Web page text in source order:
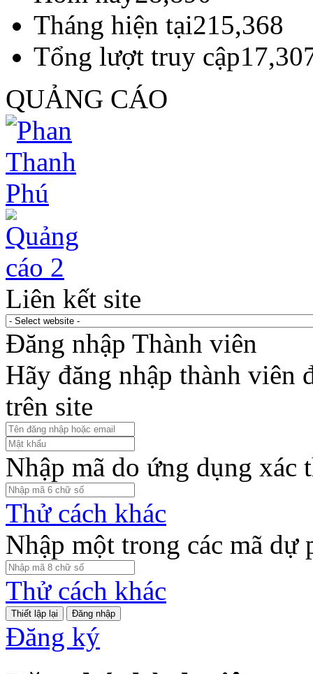
Tháng hiện tại215,368
Tổng lượt truy cập
QUẢNG CÁO
Liên kết site
Đăng nhập Thành viên
Hãy đăng nhập thành viên
trên site
Nhập mã do ứng dụng xác
Thử cách khác
Nhập một trong các mã dự
Thử cách khác
Đăng nhập
Đăng ký